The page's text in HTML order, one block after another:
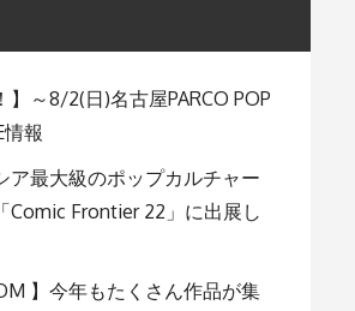
】～8/2(日)名古屋PARCO POP
情報
ア最大級のポップカルチャー
Comic Frontier 22」に出展し
】今年もたくさん作品が集